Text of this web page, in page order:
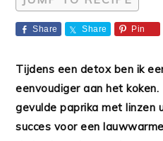
Share Share Pin
Tijdens een detox ben ik
eenvoudiger aan het
gevulde paprika met linzen
succes voor een